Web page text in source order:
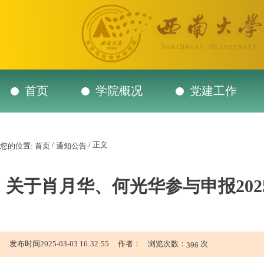
首页 学院概况 党建工作
您的位置: 首页 / 通知公告 / 正文
关于肖月华、何光华参与申报
发布时间2025-03-03 16:32:55 作者： 浏览次数： 396 次